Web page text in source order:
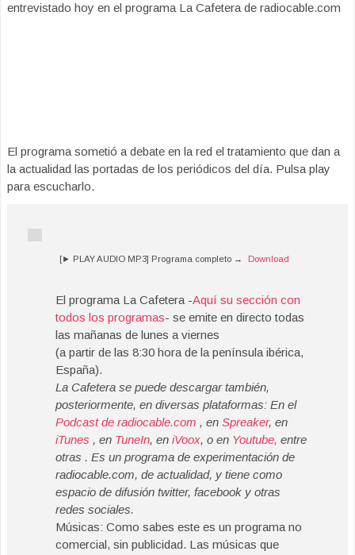
entrevistado hoy en el programa La Cafetera de radiocable.com
El programa sometió a debate en la red el tratamiento que dan a
la actualidad las portadas de los periódicos del día. Pulsa play
para escucharlo.
[► PLAY AUDIO MP3] Programa completo → Download
El programa La Cafetera -Aquí su sección con
todos los programas- se emite en directo todas
las mañanas de lunes a viernes
(a partir de las 8:30 hora de la península ibérica,
España).
La Cafetera se puede descargar también,
posteriormente, en diversas plataformas: En el
Podcast de radiocable.com , en Spreaker, en
iTunes , en TuneIn, en iVoox, o en Youtube, entre
otras . Es un programa de experimentación de
radiocable.com, de actualidad, y tiene como
espacio de difusión twitter, facebook y otras
redes sociales.
Músicas: Como sabes este es un programa no
comercial, sin publicidad. Las músicas que